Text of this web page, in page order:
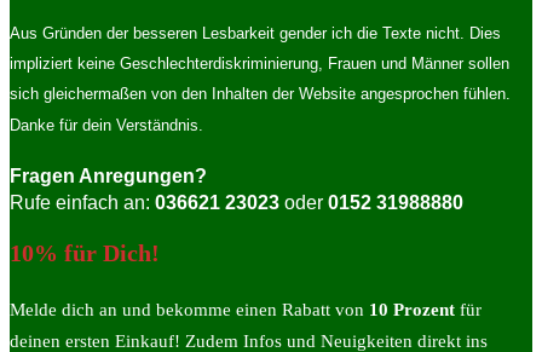
Aus Gründen der besseren Lesbarkeit gender ich die Texte nicht. Dies
impliziert keine Geschlechterdiskriminierung, Frauen und Männer sollen
sich gleichermaßen von den Inhalten der Website angesprochen fühlen.
Danke für dein Verständnis.
Fragen Anregungen?
Rufe einfach an: 036621 23023 oder 0152 31988880
10% für Dich!
Melde dich an und bekomme einen Rabatt von 10 Prozent für
deinen ersten Einkauf! Zudem Infos und Neuigkeiten direkt ins